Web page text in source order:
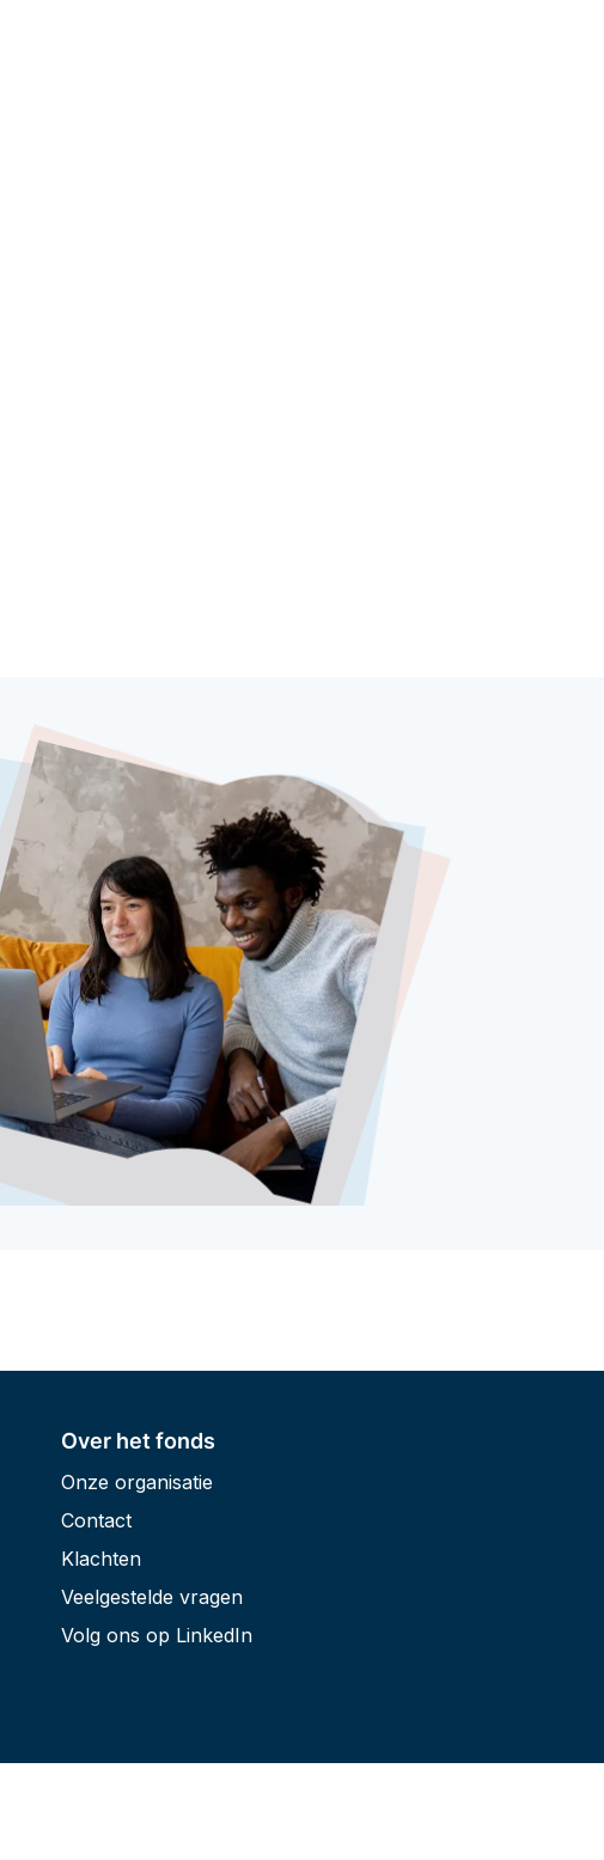
Over het fonds
Onze organisatie
Contact
Klachten
Veelgestelde vragen
Volg ons op LinkedIn